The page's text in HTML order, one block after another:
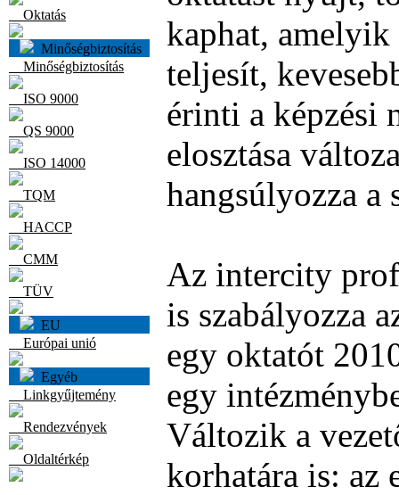
Oktatás
Minőségbiztosítás
Minőségbiztosítás
ISO 9000
QS 9000
ISO 14000
TQM
HACCP
CMM
TÜV
EU
Európai unió
Egyéb
Linkgyűjtemény
Rendezvények
Oldaltérkép
kaphat,
teljesít,
érinti a képzési
elosztása
hangsúlyozza a
Az intercity
is szabályozza
egy oktatót
egy
Változik a
korhatára is: az